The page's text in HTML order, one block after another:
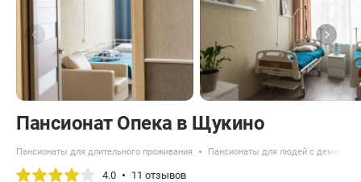
Пансионат Опека в Щукино
Пансионаты для длительного проживания Пансионаты для людей с
4.0 11 отзывов